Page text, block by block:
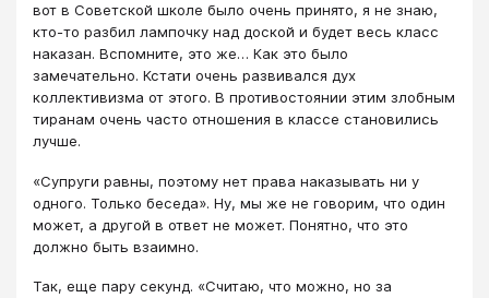
вот в Советской школе было очень принято, я не знаю,
кто-то разбил лампочку над доской и будет весь класс
наказан. Вспомните, это же… Как это было
замечательно. Кстати очень развивался дух
коллективизма от этого. В противостоянии этим злобным
тиранам очень часто отношения в классе становились
лучше.
«Супруги равны, поэтому нет права наказывать ни у
одного. Только беседа». Ну, мы же не говорим, что один
может, а другой в ответ не может. Понятно, что это
должно быть взаимно.
Так, еще пару секунд. «Считаю, что можно, но за